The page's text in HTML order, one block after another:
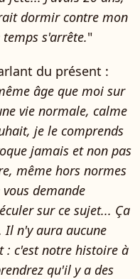
dormir contre mon
s'arrête."
du présent :
âge que moi sur
vie normale, calme
je le comprends
jamais et non pas
même hors normes
demande
sur ce sujet... Ça
Il n'y aura aucune
: c'est notre histoire à
qu'il y a des